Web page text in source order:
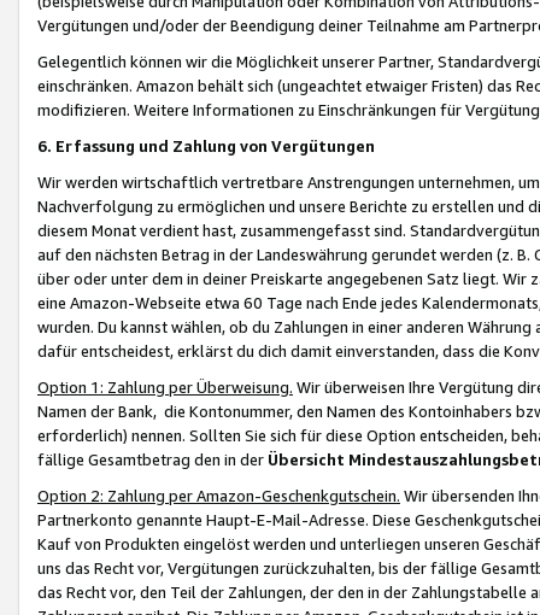
Vergütungen und/oder der Beendigung deiner Teilnahme am
Gelegentlich können wir die Möglichkeit unserer Partner,
einschränken. Amazon behält sich (ungeachtet etwaiger Fristen) das
modifizieren. Weitere Informationen zu Einschränkungen für
6. Erfassung und Zahlung von Vergütungen
Wir werden wirtschaftlich vertretbare Anstrengungen unternehmen,
Nachverfolgung zu ermöglichen und unsere Berichte zu erstellen und
diesem Monat verdient hast, zusammengefasst sind.
auf den nächsten Betrag in der Landeswährung gerundet werden (z.
über oder unter dem in deiner Preiskarte angegebenen Satz liegt.
eine Amazon-Webseite etwa 60 Tage nach Ende jedes
wurden. Du kannst wählen, ob du Zahlungen in einer anderen
dafür entscheidest, erklärst du dich damit einverstanden, dass die
Option 1: Zahlung per Überweisung. Wir überweisen Ihre Vergütung
Namen der Bank, die Kontonummer, den Namen des Kontoinhabers
erforderlich) nennen. Sollten Sie sich für diese Option entscheiden,
fällige Gesamtbetrag den in der Übersicht
Option 2: Zahlung per Amazon-Geschenkgutschein. Wir übersenden
Partnerkonto genannte Haupt-E-Mail-Adresse. Diese
Kauf von Produkten eingelöst werden und unterliegen unseren
uns das Recht vor, Vergütungen zurückzuhalten, bis der fällige
das Recht vor, den Teil der Zahlungen, der den in der